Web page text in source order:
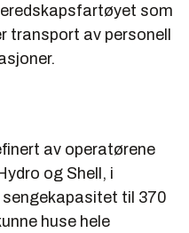
som
transport av personell
av operatørene
og Shell, i
til 370
huse hele